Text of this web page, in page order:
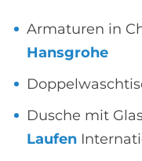
Armaturen in
Hansgrohe
Dusche mit
Laufen